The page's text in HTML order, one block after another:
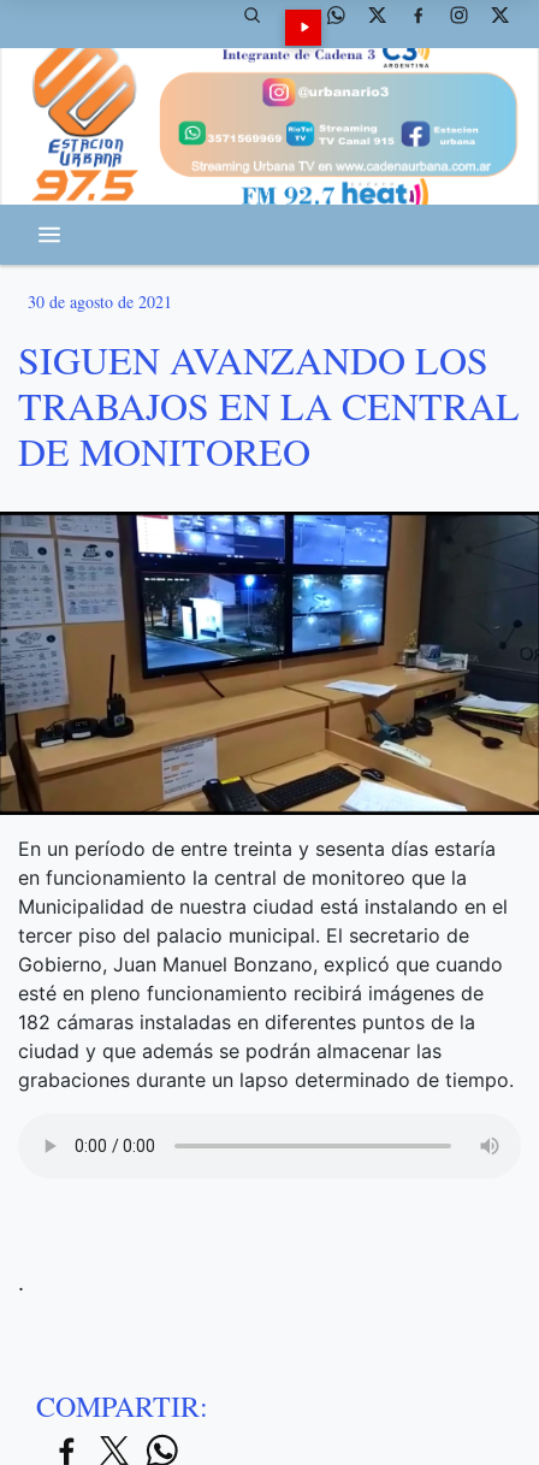
30 de agosto de 2021
SIGUEN AVANZANDO LOS
TRABAJOS EN LA CENTRAL
DE MONITOREO
En un período de entre treinta y sesenta días estaría
en funcionamiento la central de monitoreo que la
Municipalidad de nuestra ciudad está instalando en el
tercer piso del palacio municipal. El secretario de
Gobierno, Juan Manuel Bonzano, explicó que cuando
esté en pleno funcionamiento recibirá imágenes de
182 cámaras instaladas en diferentes puntos de la
ciudad y que además se podrán almacenar las
grabaciones durante un lapso determinado de tiempo.
.
COMPARTIR: